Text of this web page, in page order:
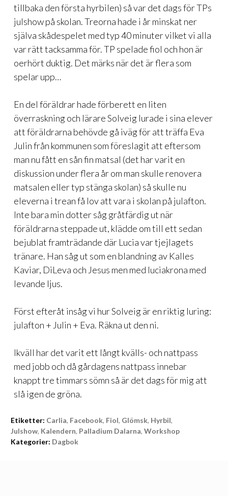
tillbaka den första hyrbilen) så var det dags för TPs
julshow på skolan. Treorna hade i år minskat ner
själva skådespelet med typ 40 minuter vilket vi alla
var rätt tacksamma för. TP spelade fiol och hon är
oerhört duktig. Det märks när det är flera som
spelar upp…
En del föräldrar hade förberett en liten
överraskning och lärare Solveig lurade i sina elever
att föräldrarna behövde gå iväg för att träffa Eva
Julin från kommunen som föreslagit att eftersom
man nu fått en sån fin matsal (det har varit en
diskussion under flera år om man skulle renovera
matsalen eller typ stänga skolan) så skulle nu
eleverna i trean få lov att vara i skolan på julafton.
Inte bara min dotter såg gråtfärdig ut när
föräldrarna steppade ut, klädde om till ett sedan
bejublat framträdande där Lucia var tjejlagets
tränare. Han såg ut som en blandning av Kalles
Kaviar, DiLeva och Jesus men med luciakrona med
levande ljus.
Först efteråt insåg vi hur Solveig är en riktig luring:
julafton + Julin + Eva. Räkna ut den ni.
Ikväll har det varit ett långt kvälls- och nattpass
med jobb och då gårdagens nattpass innebar
knappt tre timmars sömn så är det dags för mig att
slå igen de gröna.
Etiketter: Carlia, Facebook, Fiol, Glömsk, Hyrbil,
Julshow, Kalendern, Palladium Dalarna, Workshop
Kategorier: Dagbok